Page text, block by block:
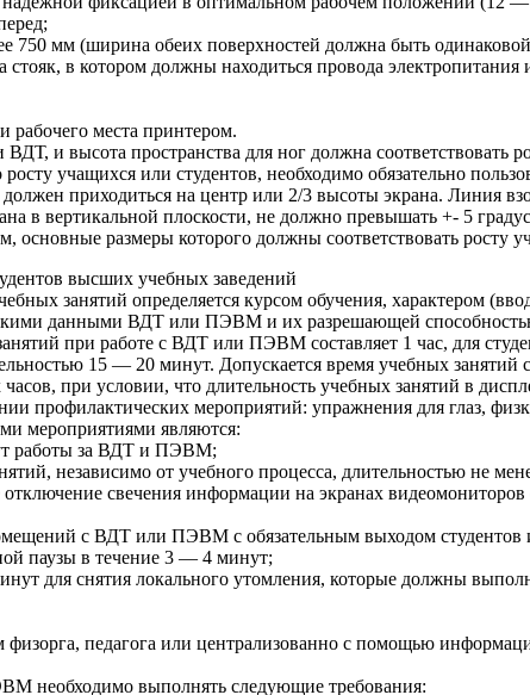
мм (ширина обеих поверхностей должна быть
в котором должны находиться провода электропитания
места принтером.
и высота пространства для ног должна соответствовать
учащихся или студентов, необходимо обязательно
приходиться на центр или 2/3 высоты экрана. Линия
в вертикальной плоскости, не должно превышать +- 5
размеры которого должны соответствовать росту
высших учебных заведений
занятий определяется курсом обучения, характером
данными ВДТ или ПЭВМ и их разрешающей
при работе с ВДТ или ПЭВМ составляет 1 час, для
15 — 20 минут. Допускается время учебных
при условии, что длительность учебных занятий в
мероприятий: упражнения для глаз,
мероприятиями являются:
работы за ВДТ и ПЭВМ;
независимо от учебного процесса, длительностью не
свечения информации на экранах
с ВДТ или ПЭВМ с обязательным выходом студентов
паузы в течение 3 — 4 минут;
для снятия локального утомления, которые должны
физорга, педагога или централизованно с помощью
необходимо выполнять следующие требования: